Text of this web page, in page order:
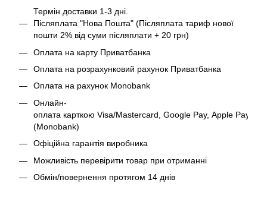
Термін доставки 1-3 дні.
Післяплата "Нова Пошта" (Післяплата тариф нової
пошти 2% від суми післяплати + 20 грн)
Оплата на карту Приватбанка
Оплата на розрахунковий рахунок Приватбанка
Оплата на рахунок Monobank
Онлайн-
оплата карткою Visa/Mastercard, Google Pay, Apple Pay
(Monobank)
Офіційна гарантія виробника
Можливість перевірити товар при отриманні
Обмін/повернення протягом 14 днів